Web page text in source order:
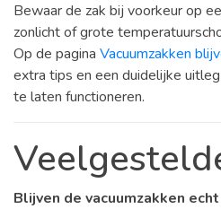
Bewaar de zak bij voorkeur op
zonlicht of grote
Op de pagina Vacuumzakken
extra tips en een duidelijke
te laten functioneren.
Blijven de vacuumzakken echt